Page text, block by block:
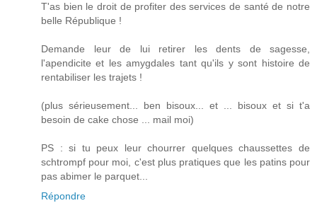
T'as bien le droit de profiter des services de santé de notre
belle République !
Demande leur de lui retirer les dents de sagesse,
l'apendicite et les amygdales tant qu'ils y sont histoire de
rentabiliser les trajets !
(plus sérieusement... ben bisoux... et ... bisoux et si t'a
besoin de cake chose ... mail moi)
PS : si tu peux leur chourrer quelques chaussettes de
schtrompf pour moi, c'est plus pratiques que les patins pour
pas abimer le parquet...
Répondre